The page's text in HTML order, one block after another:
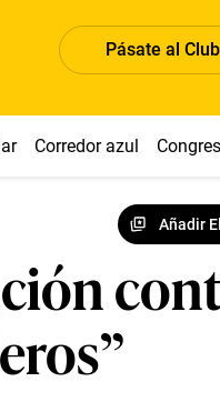
Pásate al
Corredor azul
Añadir